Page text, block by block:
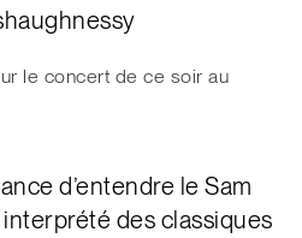
le concert de ce soir au
d’entendre le Sam
des classiques